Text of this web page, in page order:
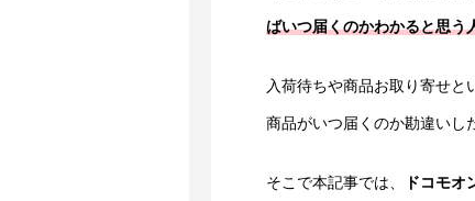
ばいつ届くのかわかると思う
入荷待ちや商品お取り寄せと
商品がいつ届くのか勘違いし
そこで本記事では、
ドコモ